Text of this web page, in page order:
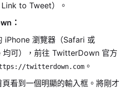
Link to Tweet）。
：
iPhone 瀏覽器（Safari 或
均可），前往 TwitterDown 官方
twitterdown.com 。
頁看到一個明顯的輸入框。將剛才